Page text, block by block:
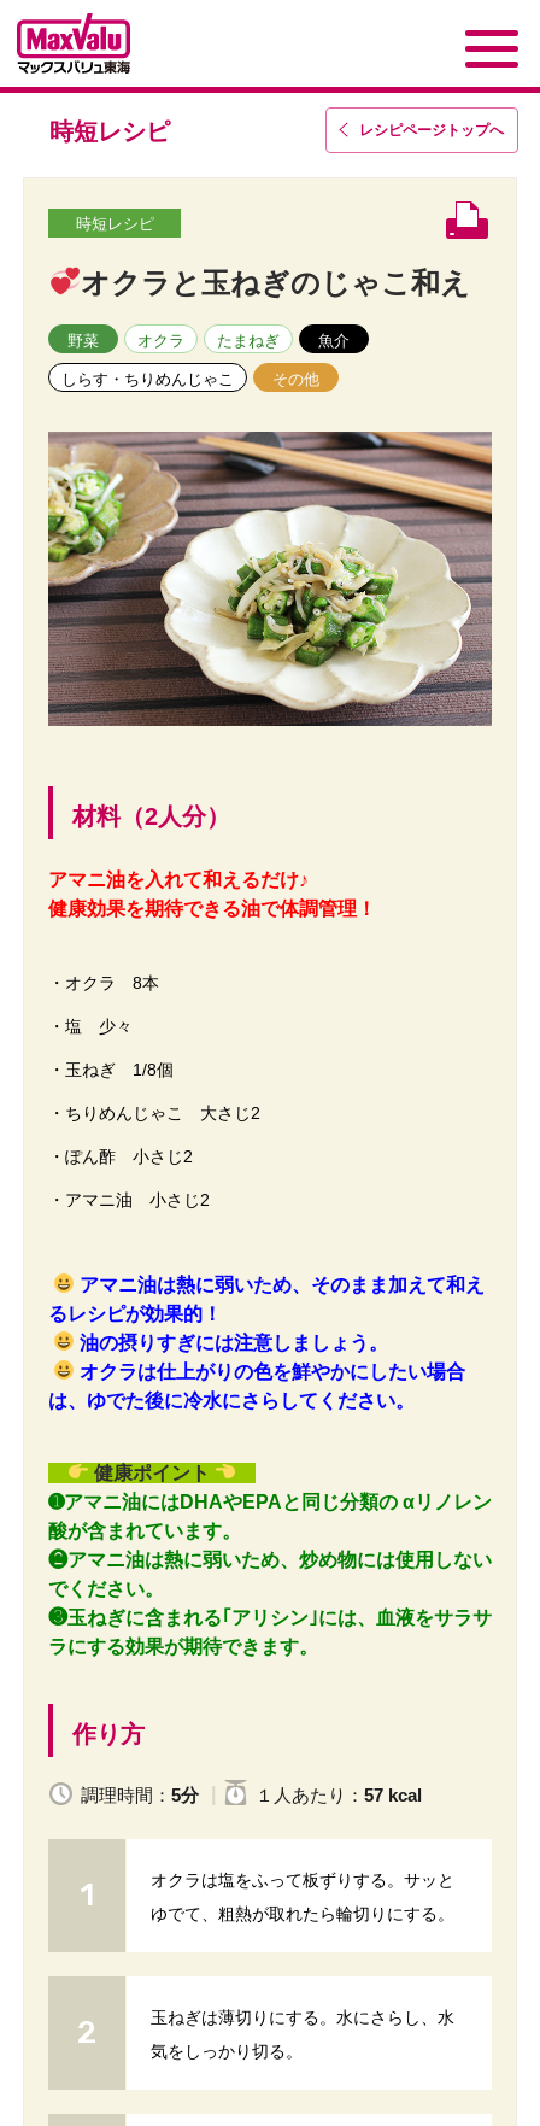
レシピページトップへ
時短レシピ
時短レシピ
オクラと玉ねぎのじゃこ和え
野菜 オクラ たまねぎ 魚介
しらす・ちりめんじゃこ その他
材料（2人分）
アマニ油を入れて和えるだけ♪
健康効果を期待できる油で体調管理！
・オクラ 8本
・塩 少々
・玉ねぎ 1/8個
・ちりめんじゃこ 大さじ2
・ぽん酢 小さじ2
・アマニ油 小さじ2
アマニ油は熱に弱いため、そのまま加えて和え
るレシピが効果的！
油の摂りすぎには注意しましょう。
オクラは仕上がりの色を鮮やかにしたい場合
は、ゆでた後に冷水にさらしてください。
健康ポイント
➊アマニ油にはDHAやEPAと同じ分類の αリノレン
酸が含まれています。
❷アマニ油は熱に弱いため、炒め物には使用しない
でください。
❸玉ねぎに含まれる｢アリシン｣には、血液をサラサ
ラにする効果が期待できます。
作り方
調理時間： 5分 １人 あたり ： 57 kcal
オクラは塩をふって板ずりする。サッと
ゆでて、粗熱が取れたら輪切りにする。
玉ねぎは薄切りにする。水にさらし、水
気をしっかり切る。